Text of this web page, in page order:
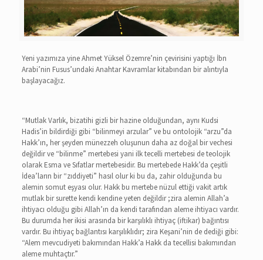
Yeni yazımıza yine Ahmet Yüksel Özemre’nin çevirisini yaptığı İbn
Arabi’nin Fusus’undaki Anahtar Kavramlar kitabından bir alıntıyla
başlayacağız.
“Mutlak Varlık, bizatihi gizli bir hazine olduğundan, aynı Kudsi
Hadis’in bildirdiği gibi “bilinmeyi arzular” ve bu ontolojik “arzu”da
Hakk’ın, her şeyden münezzeh oluşunun daha az doğal bir vechesi
değildir ve “bilinme” mertebesi yani ilk tecelli mertebesi de teolojik
olarak Esma ve Sıfatlar mertebesidir. Bu mertebede Hakk’da çeşitli
İdea’ların bir “zıddiyeti” hasıl olur ki bu da, zahir olduğunda bu
alemin somut eşyası olur. Hakk bu mertebe nüzul ettiği vakit artık
mutlak bir surette kendi kendine yeten değildir ;zira alemin Allah’a
ihtiyacı olduğu gibi Allah’ın da kendi tarafından aleme ihtiyacı vardır.
Bu durumda her ikisi arasında bir karşılıklı ihtiyaç (iftikar) bağıntısı
vardır. Bu ihtiyaç bağlantısı karşılıklıdır; zira Keşani’nin de dediği gibi:
“Alem mevcudiyeti bakımından Hakk’a Hakk da tecellisi bakımından
aleme muhtaçtır.”